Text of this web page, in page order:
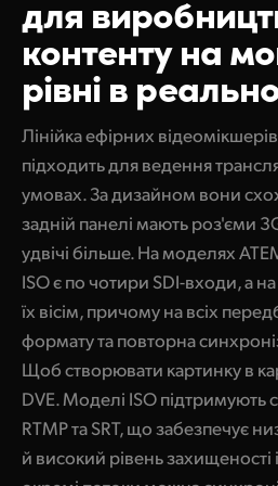
Керування камерами
Характеристики
Finland
France
Germany
Hong Kong SAR, China
India
Italy
Korea
Mexico
Malaysia
Доступ за допомогою 5G-
Обробка трансляції в DaVinci
Додавання відеоефектів
Сумісність із професійними
Функціонал для мовлення
для
контенту на
рівні в
Лінійка ефірних
підходить для ведення
умовах. За дизайном вони
задній панелі мають роз'єми
удвічі більше. На моделях
ISO є по чотири SDI-входи, а
їх вісім, причому на всіх
формату та повторна
Щоб створювати картинку в
DVE. Моделі ISO підтримують
RTMP та SRT, що забезпечує
й високий рівень захищеності